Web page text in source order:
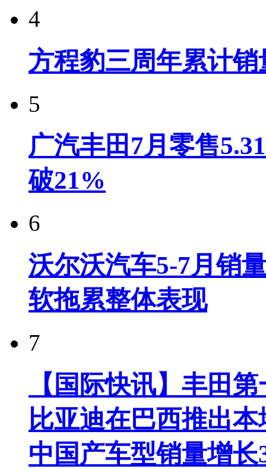
4
方程豹三周年累计
5
广汽丰田7月零售
破21%
6
沃尔沃汽车5-7月销
软拖累整体表现
7
【国际快讯】丰田
比亚迪在巴西推出
中国产车型销量增长